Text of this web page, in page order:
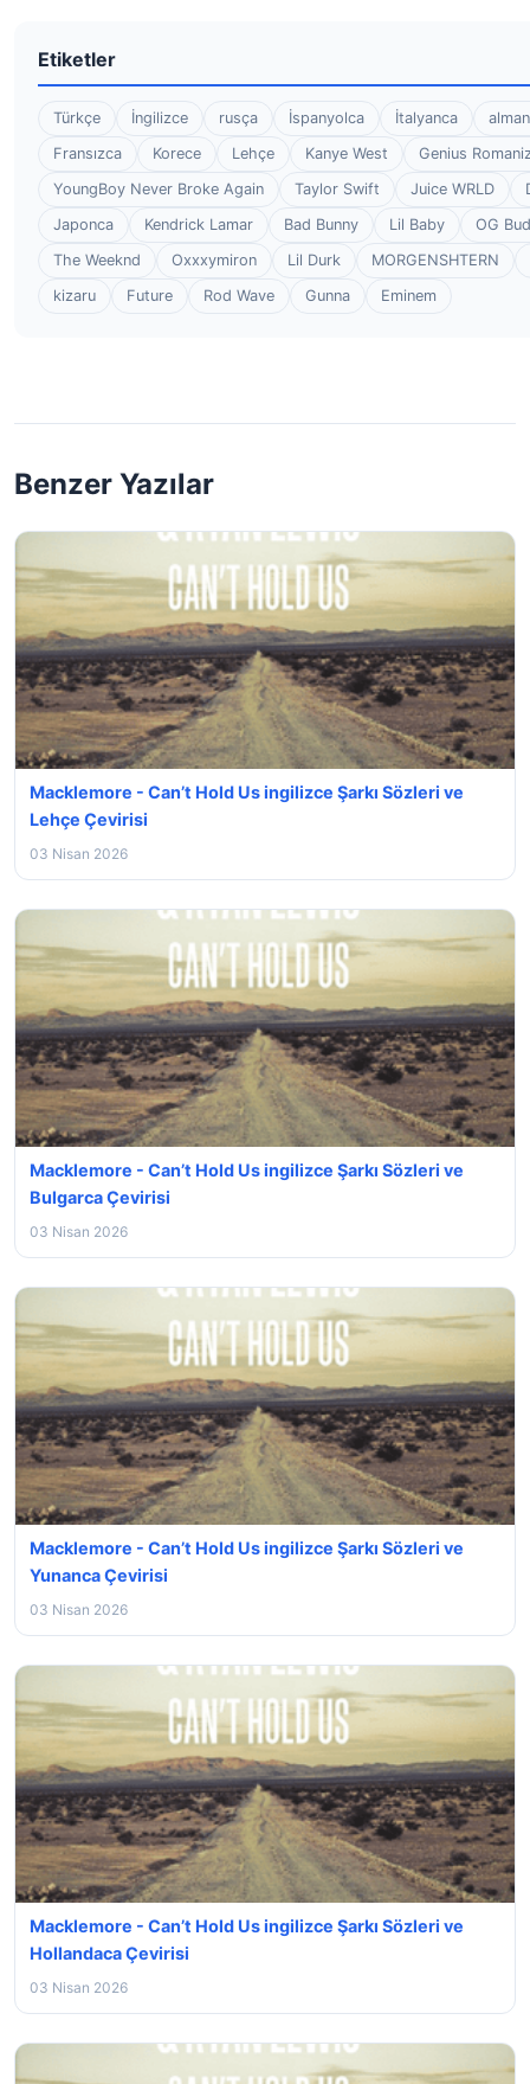
Etiketler
Türkçe İngilizce rusça İspanyolca İtalyanca
Fransızca
Korece Lehçe Kanye West
Genius
YoungBoy Never Broke Again
Taylor Swift Juice WRLD
Japonca
Kendrick Lamar Bad Bunny Lil Baby
OG
The Weeknd
Oxxxymiron Lil Durk
MORGENSHTERN
kizaru
Future Rod Wave Gunna Eminem
Benzer Yazılar
Macklemore - Can’t Hold Us ingilizce Şarkı Sözleri ve
Lehçe Çevirisi
03 Nisan 2026
Macklemore - Can’t Hold Us ingilizce Şarkı Sözleri ve
Bulgarca Çevirisi
03 Nisan 2026
Macklemore - Can’t Hold Us ingilizce Şarkı Sözleri ve
Yunanca Çevirisi
03 Nisan 2026
Macklemore - Can’t Hold Us ingilizce Şarkı Sözleri ve
Hollandaca Çevirisi
03 Nisan 2026